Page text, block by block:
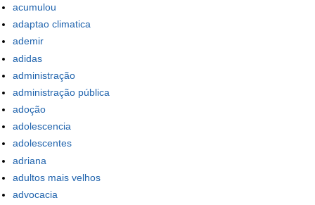
acumulou
adaptao climatica
ademir
adidas
administração
administração pública
adoção
adolescencia
adolescentes
adriana
adultos mais velhos
advocacia